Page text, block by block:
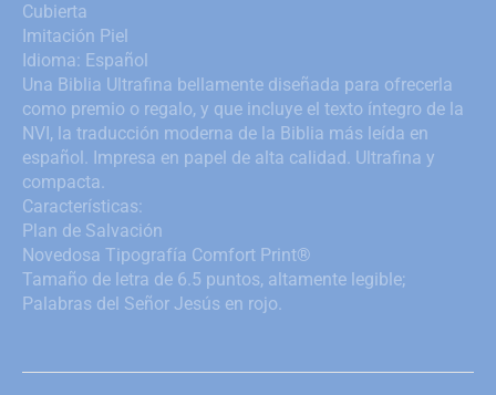
Cubierta
Imitación Piel
Idioma: Español
Una Biblia Ultrafina bellamente diseñada para ofrecerla
como premio o regalo, y que incluye el texto íntegro de la
NVI, la traducción moderna de la Biblia más leída en
español. Impresa en papel de alta calidad. Ultrafina y
compacta.
Características:
Plan de Salvación
Novedosa Tipografía Comfort Print®
Tamaño de letra de 6.5 puntos, altamente legible;
Palabras del Señor Jesús en rojo.